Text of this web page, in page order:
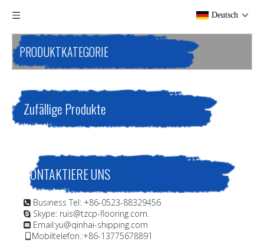
Deutsch
PRODUKTKATEGORIE
Zufällige Produkte
KONTAKTIERE UNS
 Business Tel: +86-0523-88329456
 Skype: ruis@tzcp-flooring.com.
 Email:yu@qinhai-shipping.com
Mobiltelefon.:+86-13775678891